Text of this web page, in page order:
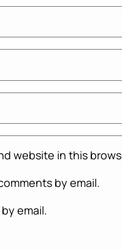
website in this
by email.
email.